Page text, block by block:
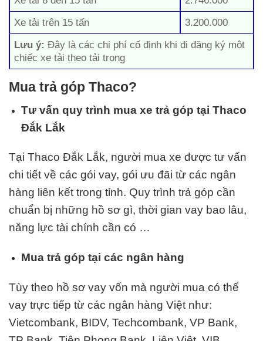
Xe tải trên 15 tấn
3.200.000
Lưu ý:Đây là các chi phí cố định khi đi đăng ký một
chiếc xe tải theo tải trọng
Mua trả góp Thaco?
Tư vấn quy trình mua xe trả góp tại Thaco
Đắk Lắk
Tại Thaco Đắk Lắk, người mua xe được tư vấn
chi tiết về các gói vay, gói ưu đãi từ các ngân
hàng liên kết trong tỉnh. Quy trình trả góp cần
chuẩn bị những hồ sơ gì, thời gian vay bao lâu,
năng lực tài chính cần có …
Mua trả góp tại các ngân hàng
Tùy theo hồ sơ vay vốn mà người mua có thể
vay trực tiếp từ các ngân hàng Việt như:
Vietcombank, BIDV, Techcombank, VP Bank,